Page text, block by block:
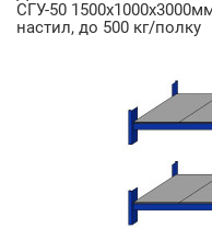
СГУ-50
настил, до 500 кг/полку